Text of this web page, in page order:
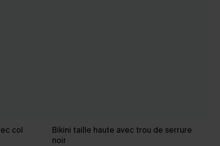
col
Bikini taille haute avec trou de serrure
noir